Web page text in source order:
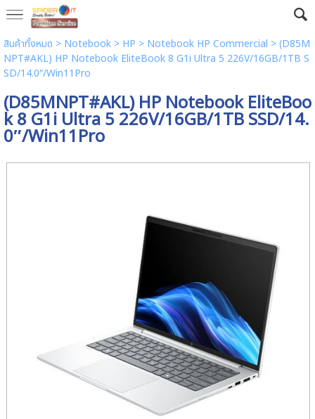
สินค้าทั้งหมด > Notebook> HP > Notebook HP Commercial > (D85M
NPT#AKL) HP Notebook EliteBook 8 G1i Ultra 5 226V/16GB/1TB S
SD/14.0″/Win11Pro
(D85MNPT#AKL) HP Notebook EliteBoo
k 8 G1i Ultra 5 226V/16GB/1TB SSD/14.
0″/Win11Pro